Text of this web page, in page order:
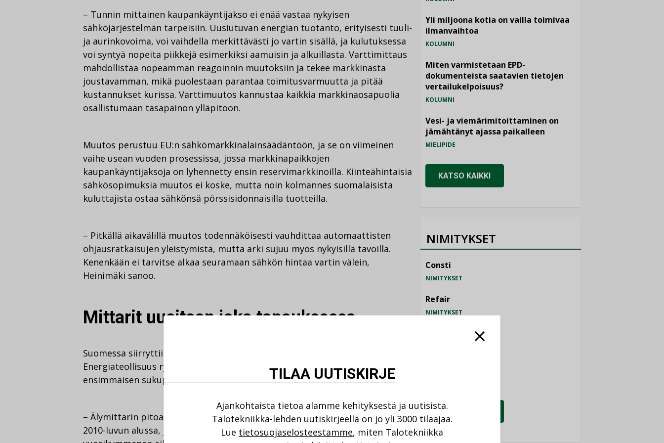
– Tunnin mittainen kaupankäyntijakso ei enää vastaa nykyisen
sähköjärjestelmän tarpeisiin. Uusiutuvan energian tuotanto, erityisesti tuuli-
ja aurinkovoima, voi vaihdella merkittävästi jo vartin sisällä, ja kulutuksessa
voi syntyä nopeita piikkejä esimerkiksi aamuisin ja alkuillasta. Varttimittaus
mahdollistaa nopeamman reagoinnin muutoksiin ja tekee markkinasta
joustavamman, mikä puolestaan parantaa toimitusvarmuutta ja pitää
kustannukset kurissa. Varttimuutos kannustaa kaikkia markkinaosapuolia
osallistumaan tasapainon ylläpitoon.
Muutos perustuu EU:n sähkömarkkinalainsäädäntöön, ja se on viimeinen
vaihe usean vuoden prosessissa, jossa markkinapaikkojen
kaupankäyntijaksoja on lyhennetty ensin reservimarkkinoilla. Kiinteähintaisia
sähkösopimuksia muutos ei koske, mutta noin kolmannes suomalaisista
kuluttajista ostaa sähkönsä pörssisidonnaisilla tuotteilla.
– Pitkällä aikavälillä muutos todennäköisesti vauhdittaa automaattisten
ohjausratkaisujen yleistymistä, mutta arki sujuu myös nykyisillä tavoilla.
Kenenkään ei tarvitse alkaa seuramaan sähkön hintaa vartin välein,
Heinimäki sanoo.
Mittarit uusitaan joka tapauksessa
Suomessa siirryttiin 2010-luvun alussa laajasti etäluettaviin tuntimittareihin.
Energiateollisuus ry:n johtava asiantuntija
Iina Lehto
huomauttaa, että
ensimmäisen sukupolven älymittarit ovat nyt tulossa käyttöikänsä päähän.
– Älymittarin pitoaika on noin 15 vuotta. Suuri osa laitteista vaihdettiin jo
2010-luvun alussa, joten ne olisi uusittu joka tapauksessa tämän
Yli miljoona kotia on vailla toimivaa
ilmanvaihtoa
KOLUMNI
Miten varmistetaan EPD-
dokumenteista saatavien tietojen
vertailukelpoisuus?
KOLUMNI
Vesi- ja viemärimitoittaminen on
jämähtänyt ajassa paikalleen
MIELIPIDE
KATSO KAIKKI
NIMITYKSET
Consti
NIMITYKSET
Refair
NIMITYKSET
KATSO KAIKKI
TILAA UUTISKIRJE
Ajankohtaista tietoa alamme kehityksestä ja uutisista.
Talotekniikka-lehden uutiskirjeellä on jo yli 3000 tilaajaa.
Lue tietosuojaselosteestamme, miten Talotekniikka